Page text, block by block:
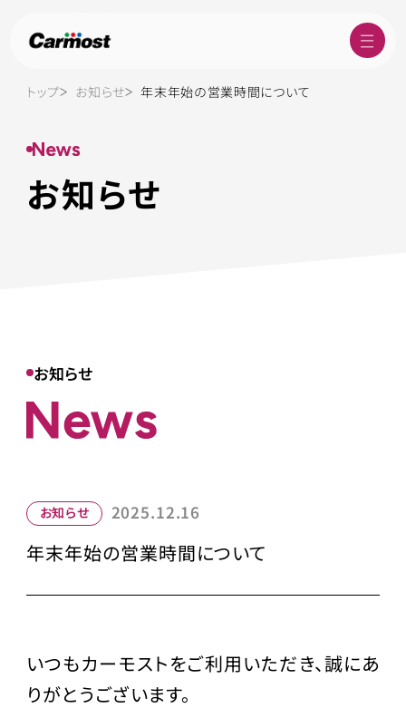
トップ お知らせ 年末年始の営業時間について
お知らせ
お知らせ
お知らせ 2025.12.16
年末年始の営業時間について
いつもカーモストをご利用いただき、誠にあ
りがとうございます。